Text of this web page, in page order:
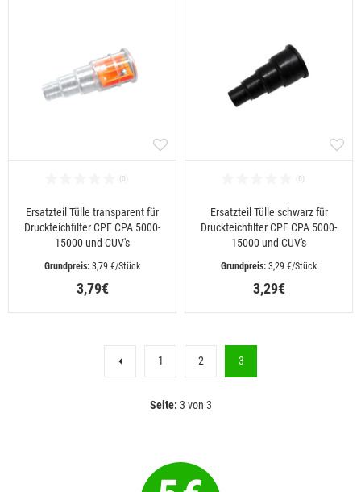
Ersatzteil Tülle transparent für
Druckteichfilter CPF CPA 5000-
15000 und CUV's
3,79 €/Stück
3,79€
Ersatzteil Tülle schwarz für
Druckteichfilter CPF CPA 5000-
15000 und CUV's
3,29 €/Stück
3,29€
1 2 3
Seite: 3 von 3